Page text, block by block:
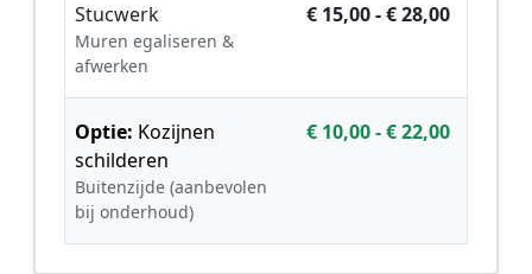
Stucwerk
Muren egaliseren &
afwerken
€ 15,00 - € 28,00
Optie: Kozijnen
schilderen
Buitenzijde (aanbevolen
bij onderhoud)
€ 10,00 - € 22,00